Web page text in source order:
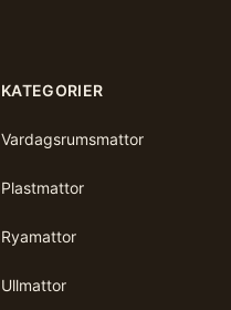
KATEGORIER
Vardagsrumsmattor
Plastmattor
Ryamattor
Ullmattor